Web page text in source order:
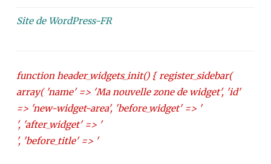
Site de WordPress-FR
function header_widgets_init() { register_sidebar(
array( 'name' => 'Ma nouvelle zone de widget', 'id'
=> 'new-widget-area', 'before_widget' => '
', 'after_widget' => '
', 'before_title' => '